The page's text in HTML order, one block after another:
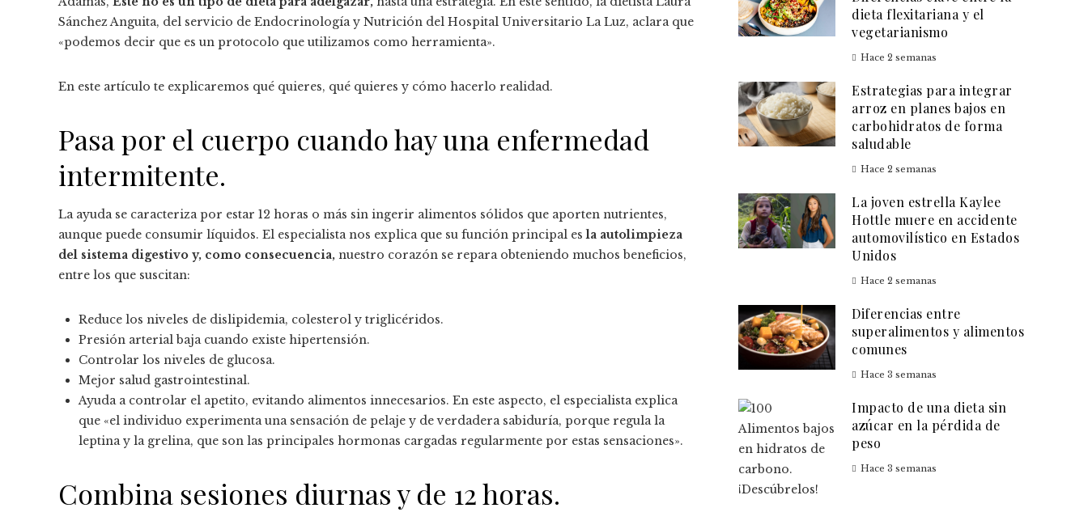
Sánchez Anguita, del servicio de Endocrinología y Nutrición del Hospital Universitario La Luz, aclara que
«podemos decir que es un protocolo que utilizamos como herramienta».
En este artículo te explicaremos qué quieres, qué quieres y cómo hacerlo realidad.
Pasa por el cuerpo cuando hay una enfermedad
intermitente.
La ayuda se caracteriza por estar 12 horas o más sin ingerir alimentos sólidos que aporten nutrientes,
aunque puede consumir líquidos. El especialista nos explica que su función principal esla autolimpieza
del sistema digestivo y, como consecuencia, nuestro corazón se repara obteniendo muchos beneficios,
entre los que suscitan:
Reduce los niveles de dislipidemia, colesterol y triglicéridos.
Presión arterial baja cuando existe hipertensión.
Controlar los niveles de glucosa.
Mejor salud gastrointestinal.
Ayuda a controlar el apetito, evitando alimentos innecesarios. En este aspecto, el especialista explica
que «el individuo experimenta una sensación de pelaje y de verdadera sabiduría, porque regula la
leptina y la grelina, que son las principales hormonas cargadas regularmente por estas sensaciones».
Combina sesiones diurnas y de 12 horas.
dieta flexitariana y el
vegetarianismo
Hace 2 semanas
Estrategias para integrar
arroz en planes bajos en
carbohidratos de forma
saludable
Hace 2 semanas
La joven estrella Kaylee
Hottle muere en accidente
automovilístico en Estados
Unidos
Hace 2 semanas
Diferencias entre
superalimentos y alimentos
comunes
Hace 3 semanas
Impacto de una dieta sin
azúcar en la pérdida de
peso
Hace 3 semanas